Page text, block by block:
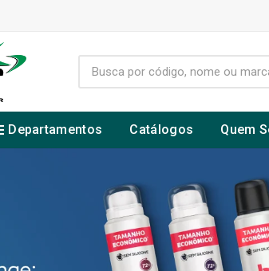
Departamentos Catálogos Quem